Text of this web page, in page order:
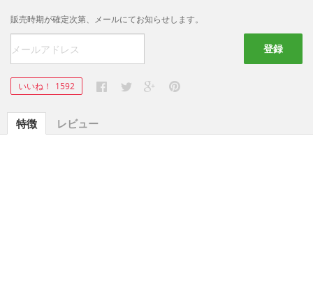
販売時期が確定次第、メールにてお知らせします。
登録
いいね！ 1592
特徴 レビュー